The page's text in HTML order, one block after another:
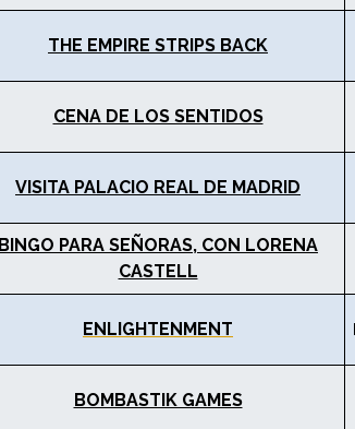
THE EMPIRE STRIPS BACK
CENA DE LOS SENTIDOS
VISITA PALACIO REAL DE MADRID
BINGO PARA SEÑORAS, CON LORENA
CASTELL
ENLIGHTENMENT
BOMBASTIK GAMES